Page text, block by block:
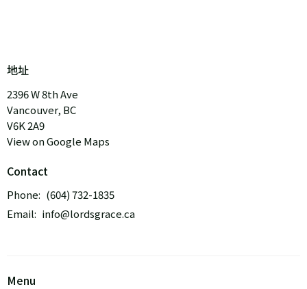
地址
2396 W 8th Ave
Vancouver, BC
V6K 2A9
View on Google Maps
Contact
Phone: (604) 732-1835
Email: info@lordsgrace.ca
Menu